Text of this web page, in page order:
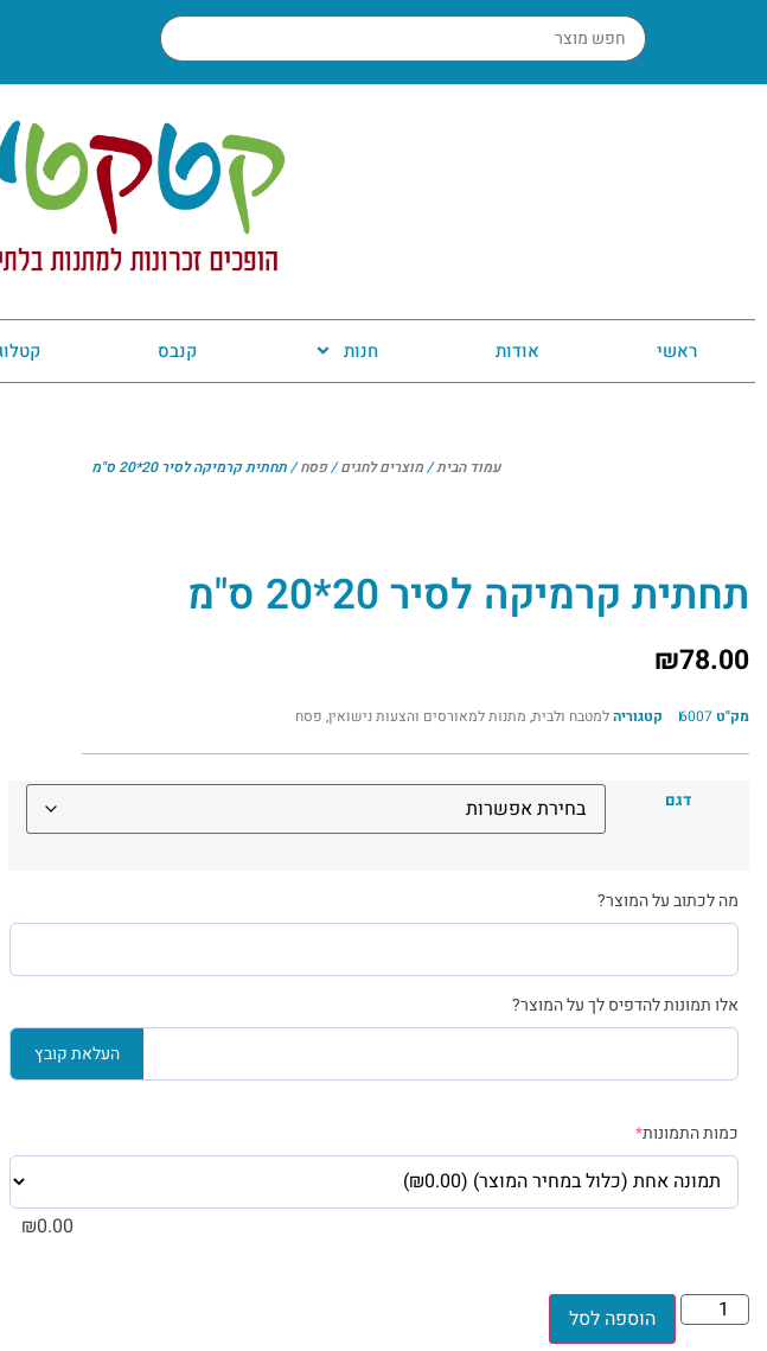
ראשי אודות חנות קנבס
עמוד הבית/מוצרים לחגים/פסח/ תחתית קרמיקה לסיר 20*20 ס"מ
תחתית קרמיקה לסיר 20*20 ס"מ
₪78.00
מק"ט 6007 קטגוריהלמטבח ולבית, מתנות למאורסים והצעות נישואין, פסח
דגם
מה לכתוב על המוצר?
אלו תמונות להדפיס לך על המוצר?
העלאת קובץ
כמות התמונות*
₪0.00
הוספה לסל